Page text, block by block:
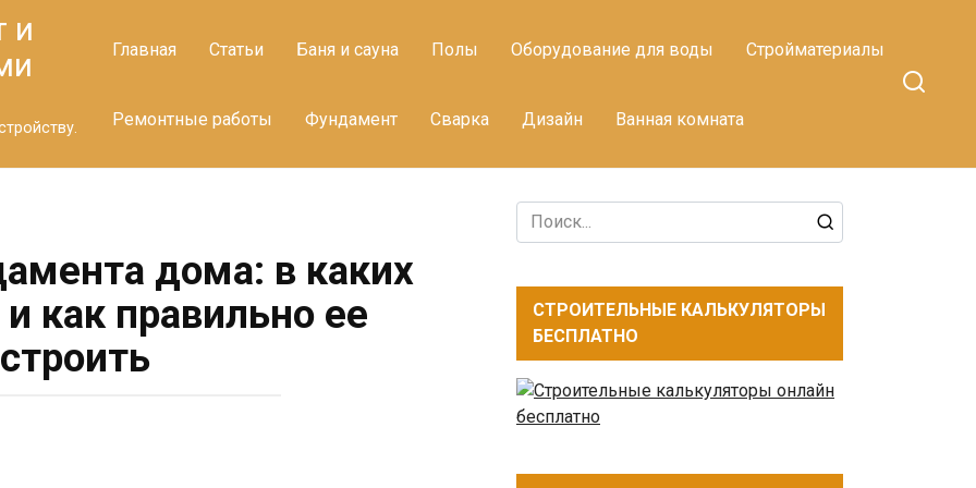
и
Главная Статьи Баня и сауна Полы Оборудование для воды Стройматериалы
Ремонтные работы Фундамент Сварка Дизайн Ванная комната
дома: в каких
как правильно ее
Search
for:
СТРОИТЕЛЬНЫЕ КАЛЬКУЛЯТОРЫ
БЕСПЛАТНО